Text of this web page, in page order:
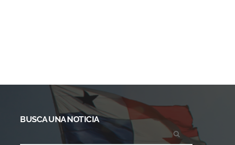
BUSCA UNA NOTICIA